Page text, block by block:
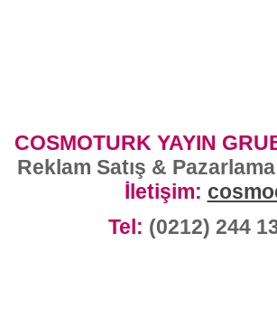
COSMOTURK YAYIN
Reklam Satış &
İletişim:
Tel: (0212) 244